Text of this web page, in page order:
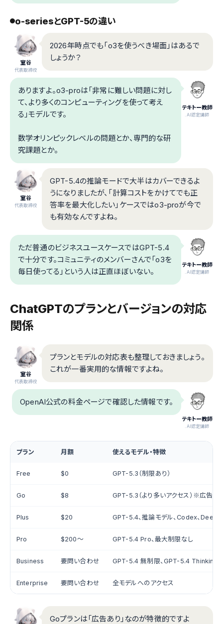
o-seriesとGPT-5の違い
室谷
代表取締役
2026年時点でも「o3を使うべき場面」はあるで
しょうか？
テキトー教師
.AI認定講師
ありますよ。o3-proは「非常に難しい問題に対し
て、より多くのコンピューティングを使って考え
る」モデルです。
数学オリンピックレベルの問題とか、専門的な研
究課題とか。
室谷
代表取締役
GPT-5.4の推論モードで大半はカバーできるよ
うになりましたが、「計算コストをかけてでも正
答率を最大化したい」ケースではo3-proが今で
も有効なんですよね。
テキトー教師
.AI認定講師
ただ普通のビジネスユースケースではGPT-5.4
で十分です。コミュニティのメンバーさんで「o3を
毎日使ってる」という人は正直ほぼいない。
ChatGPTのプランとバージョンの対応
関係
室谷
代表取締役
プランとモデルの対応表も整理しておきましょう。
これが一番実用的な情報ですよね。
テキトー教師
.AI認定講師
OpenAI公式の料金ページで確認した情報です。
プラン 月額 使えるモデル・特徴
Free $0 GPT-5.3（制限あり）
Go $8 GPT-5.3（より多いアクセス）※広告あ
Plus $20 GPT-5.4、推論モデル、Codex、Deep
Pro $200〜 GPT-5.4 Pro、最大制限なし
Business 要問い合わせ GPT-5.4 無制限、GPT-5.4 Thinking
Enterprise 要問い合わせ 全モデルへのアクセス
Goプランは「広告あり」なのが特徴的ですよ